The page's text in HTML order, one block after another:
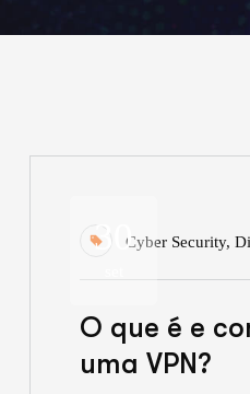
30Cyber Security,
O que é e
uma VPN?